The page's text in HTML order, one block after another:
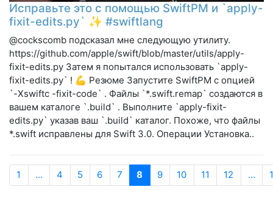
Исправьте это с помощью SwiftPM и `apply-
fixit-edits.py` ✨ #swiftlang
@cockscomb подсказал мне следующую утилиту.
https://github.com/apple/swift/blob/master/utils/apply-
fixit-edits.py Затем я попытался использовать `apply-
fixit-edits.py` ! 💪 Резюме Запустите SwiftPM с опцией
`-Xswiftc -fixit-code` . Файлы `*.swift.remap` создаются в
вашем каталоге `.build` . Выполните `apply-fixit-
edits.py` указав ваш `.build` каталог. Похоже, что файлы
*.swift исправлены для Swift 3.0. Операции Установка..
1 ... 4 5 6 7 8 9 10 11 12 ...